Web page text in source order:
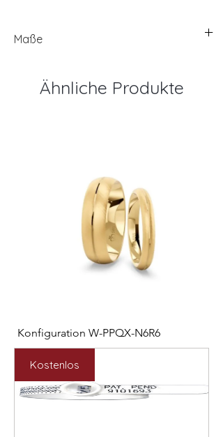
Maße
Ähnliche Produkte
Konfiguration W-PPQX-N6R6
Preis
2.127,00 €
Preis
Kostenlos